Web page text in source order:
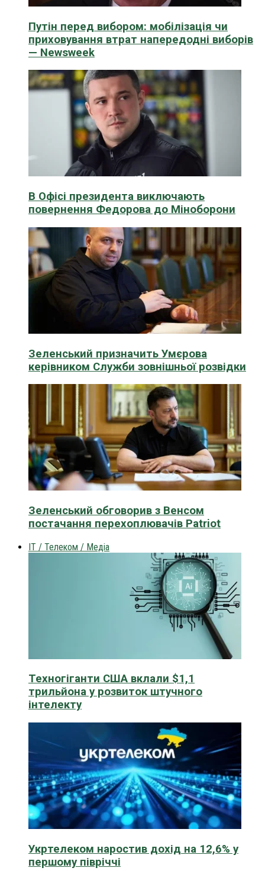
Путін перед вибором: мобілізація чи
приховування втрат напередодні виборів
— Newsweek
В Офісі президента виключають
повернення Федорова до Міноборони
Зеленський призначить Умєрова
керівником Служби зовнішньої розвідки
Зеленський обговорив з Венсом
постачання перехоплювачів Patriot
IT / Телеком / Медіа
Техногіганти США вклали $1,1
трильйона у розвиток штучного
інтелекту
Укртелеком наростив дохід на 12,6% у
першому півріччі